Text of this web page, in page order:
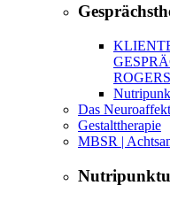
ROGERS
Das
Gestalttherapie
MBSR |